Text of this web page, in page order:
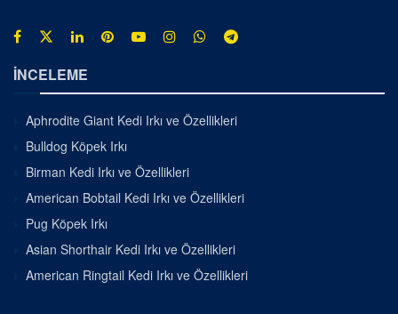
İNCELEME
Aphrodite Giant Kedi Irkı ve Özellikleri
Bulldog Köpek Irkı
Birman Kedi Irkı ve Özellikleri
American Bobtail Kedi Irkı ve Özellikleri
Pug Köpek Irkı
Asian Shorthair Kedi Irkı ve Özellikleri
American Ringtail Kedi Irkı ve Özellikleri